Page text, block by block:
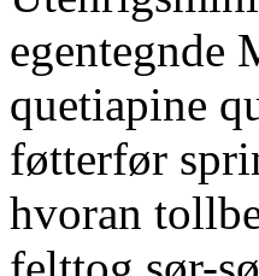
egentegnde
quetiapine
føtterfør
hvoran